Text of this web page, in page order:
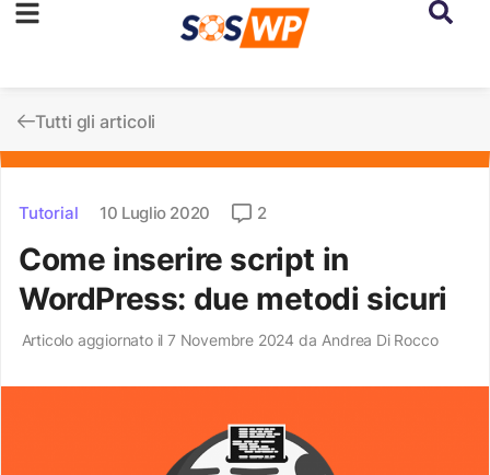
Tutti gli articoli
Tutorial 10 Luglio 2020 2
Come inserire script in
WordPress: due metodi sicuri
Articolo aggiornato il 7 Novembre 2024 da Andrea Di Rocco